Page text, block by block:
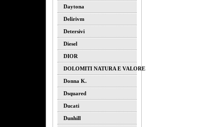
Daytona
Delirivm
Detersivi
Diesel
DIOR
DOLOMITI NATURA E VALORE
Donna K.
Dsquared
Ducati
Dunhill